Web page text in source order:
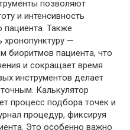
позволяют
и интенсивность
пациента. Также
хронопунктуру —
биоритмов пациента, что
и сокращает время
инструментов делает
Калькулятор
процесс подбора точек и
процедур, фиксируя
Это особенно важно